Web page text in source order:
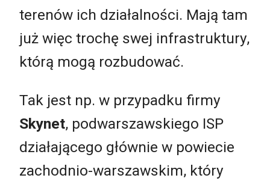
terenów ich działalności. Mają tam
już więc trochę swej infrastruktury,
którą mogą rozbudować.
Tak jest np. w przypadku firmy
Skynet, podwarszawskiego ISP
działającego głównie w powiecie
zachodnio-warszawskim, który